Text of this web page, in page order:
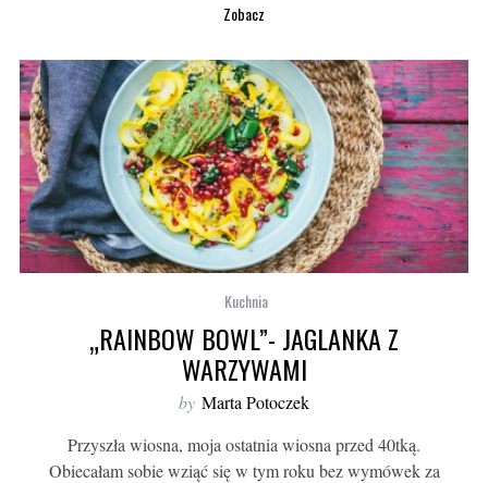
Zobacz
Kuchnia
„RAINBOW BOWL”- JAGLANKA Z
WARZYWAMI
by Marta Potoczek
Przyszła wiosna, moja ostatnia wiosna przed 40tką.
Obiecałam sobie wziąć się w tym roku bez wymówek za